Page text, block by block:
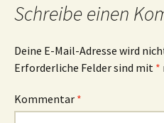
Schreibe einen
Deine E-Mail-Adresse wird
Erforderliche Felder sind mit *
Kommentar *